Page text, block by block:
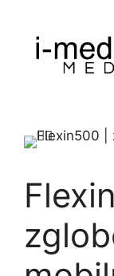
sadržaj